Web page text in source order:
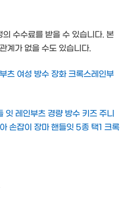
수수료를 받을 수 있습니다. 본
계가 없을 수도 있습니다.
츠 여성 방수 장화 크록스레인부
잇 레인부츠 경량 방수 키즈 주니
손잡이 장마 핸들잇 5종 택1 크록